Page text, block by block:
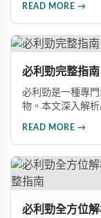
READ MORE →
必利勁完整指
必利勁是一種專
物。本文深入解
READ MORE →
必利勁全方位